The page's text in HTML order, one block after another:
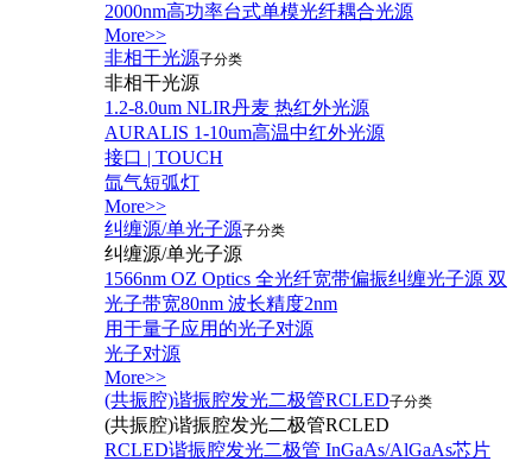
2000nm高功率台式单模光纤耦合光源
More>>
非相干光源子分类
非相干光源
1.2-8.0um NLIR丹麦 热红外光源
AURALIS 1-10um高温中红外光源
接口 | TOUCH
氙气短弧灯
More>>
纠缠源/单光子源子分类
纠缠源/单光子源
1566nm OZ Optics 全光纤宽带偏振纠缠光子源 双
光子带宽80nm 波长精度2nm
用于量子应用的光子对源
光子对源
More>>
(共振腔)谐振腔发光二极管RCLED子分类
(共振腔)谐振腔发光二极管RCLED
RCLED谐振腔发光二极管 InGaAs/AlGaAs芯片